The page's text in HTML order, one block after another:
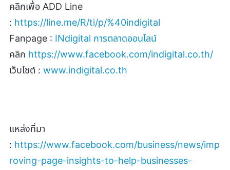
คลิกเพื่อ ADD Line
: https://line.me/R/ti/p/%40indigital
Fanpage : INdigital การตลาดออนไลน์
คลิก https://www.facebook.com/indigital.co.th/
เว็บไซต์ : www.indigital.co.th
แหล่งที่มา
: https://www.facebook.com/business/news/imp
roving-page-insights-to-help-businesses-